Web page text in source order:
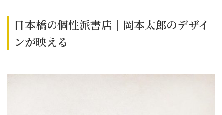
日本橋の個性派書店｜岡本太郎のデザイ
ンが映える